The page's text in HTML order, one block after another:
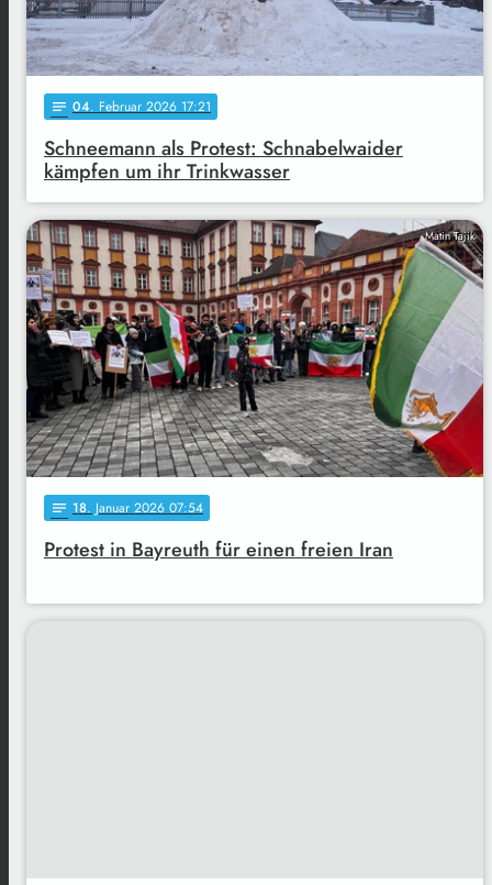
notes 04. Februar 2026 17:21
Schneemann als Protest: Schnabelwaider
kämpfen um ihr Trinkwasser
Matin Tajik
notes 18. Januar 2026 07:54
Protest in Bayreuth für einen freien Iran